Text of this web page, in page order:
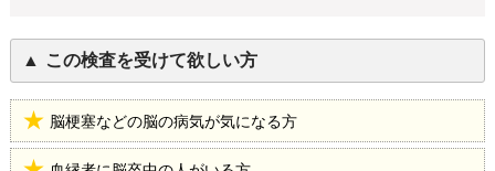
この検査を受けて欲しい方
脳梗塞などの脳の病気が気になる方